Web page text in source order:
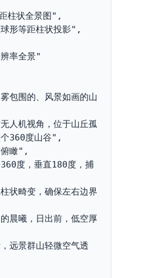
柱状全景图",
形等距柱状投影",
率全景"
围的、风景如画的山
机视角，位于山丘孤
个360度山谷",
瞰",
度，垂直180度，捕
畸变，确保左右边界
晨曦，日出前，低空厚
远景群山轻微空气透